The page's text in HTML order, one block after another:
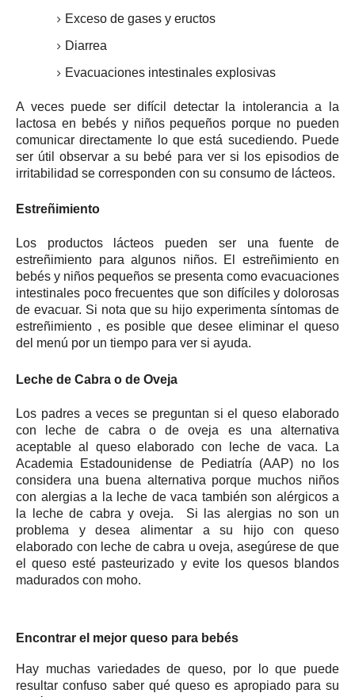
Exceso de gases y eructos
Diarrea
Evacuaciones intestinales explosivas
A veces puede ser difícil detectar la intolerancia a la
lactosa en bebés y niños pequeños porque no pueden
comunicar directamente lo que está sucediendo. Puede
ser útil observar a su bebé para ver si los episodios de
irritabilidad se corresponden con su consumo de lácteos.
Estreñimiento
Los productos lácteos pueden ser una fuente de
estreñimiento para algunos niños.
El estreñimiento en
bebés y niños pequeños se presenta como evacuaciones
intestinales poco frecuentes que son difíciles y dolorosas
de evacuar. Si nota que su hijo experimentasíntomas de
estreñimiento , es posible que desee eliminar el queso
del menú por un tiempo para ver si ayuda.
Leche de Cabra o de Oveja
Los padres a veces se preguntan si el queso elaborado
con leche de cabra o de oveja es una alternativa
aceptable al queso elaborado con leche de vaca.
La
Academia Estadounidense de Pediatría (AAP) no los
considera una buena alternativa porque muchos niños
con alergias a la leche de vaca también son alérgicos a
la leche de cabra y oveja.
Si las alergias no son un
problema y desea alimentar a su hijo con queso
elaborado con leche de cabra u oveja, asegúrese de que
el queso esté pasteurizado y evite los quesos blandos
madurados con moho.
Encontrar el mejor queso para bebés
Hay muchas variedades de queso, por lo que puede
resultar confuso saber qué queso es apropiado para su